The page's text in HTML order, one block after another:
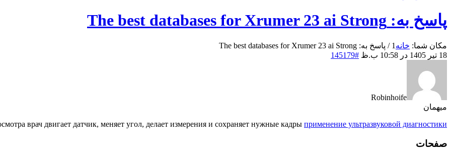
پاسخ به: The best databases for Xrumer 23 ai Strong
مکان شما: خانه 1
/ پاسخ به: The best databases for Xrumer 23 ai Strong
18 تیر 1405 در 10:58 ب.ظ
#145179
Robinhoife
میهمان
врач двигает датчик, меняет угол, делает измерения и сохраняет нужные кадры применение ультразвуковой диагностики
صفحات